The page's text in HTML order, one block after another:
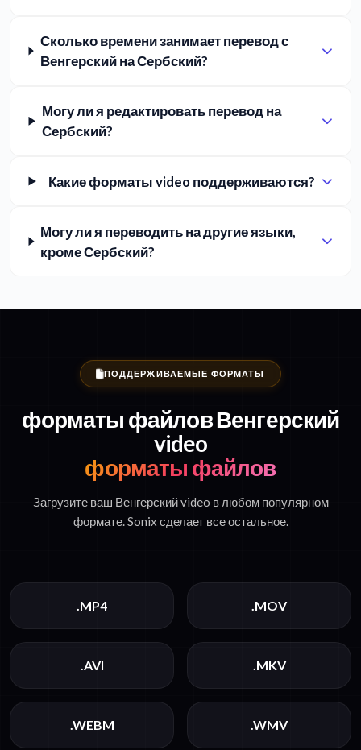
Сколько времени занимает перевод с
Венгерский на Сербский?
Могу ли я редактировать перевод на
Сербский?
Какие форматы video поддерживаются?
Могу ли я переводить на другие языки,
кроме Сербский?
ПОДДЕРЖИВАЕМЫЕ ФОРМАТЫ
форматы файлов Венгерский
video
форматы файлов
Загрузите ваш Венгерский video в любом популярном
формате. Sonix сделает все остальное.
.MP4 .MOV
.AVI .MKV
.WEBM .WMV